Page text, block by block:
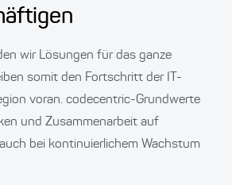
wir Lösungen für das ganze
somit den Fortschritt der IT-
voran. codecentric-Grundwerte
und Zusammenarbeit auf
bei kontinuierlichem Wachstum